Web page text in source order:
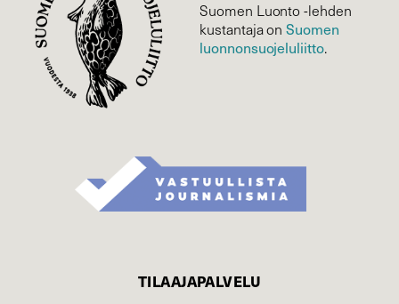
Suomen Luonto -lehden
kustantaja onSuomen
luonnonsuojelu­liitto.
TILAAJAPALVELU